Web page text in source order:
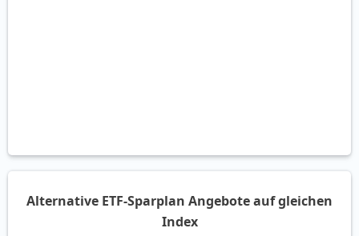
Alternative ETF-Sparplan Angebote auf gleichen
Index